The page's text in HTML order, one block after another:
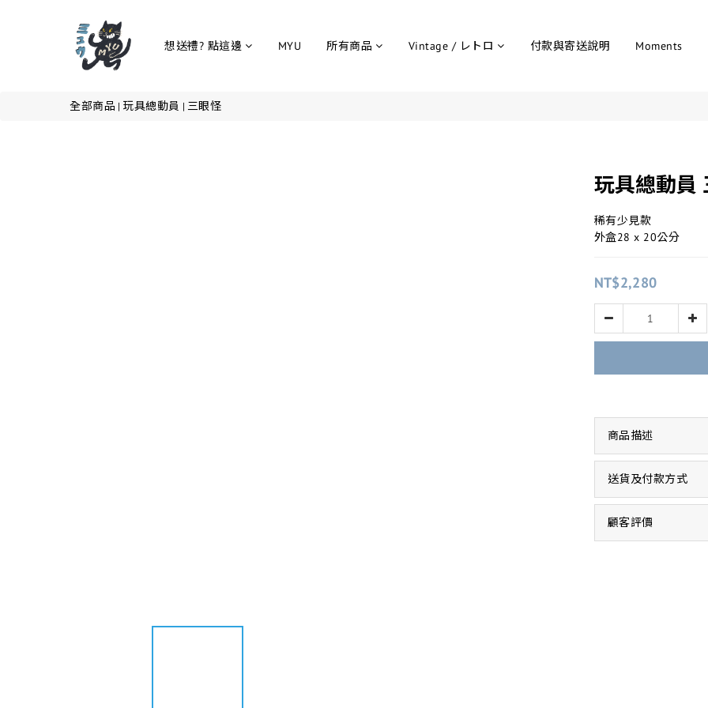
想送禮? 點這邊 MYU 所有商品 Vintage / レトロ 付款與寄送說明 Moments
全部商品 | 玩具總動員 | 三眼怪
玩具總動員
稀有少見款
外盒28 x 20公分
NT$2,280
商品描述
送貨及付款方式
顧客評價